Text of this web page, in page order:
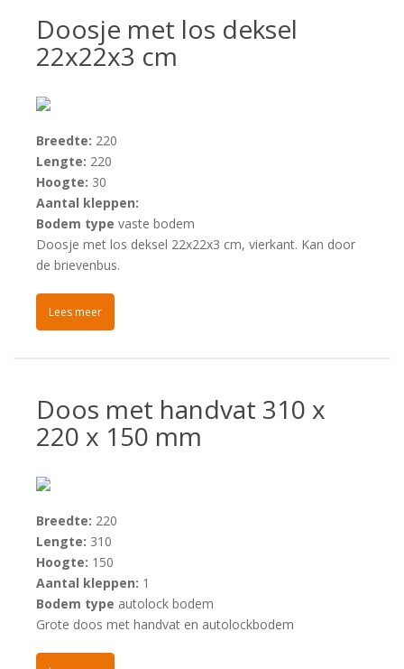
Doosje met los deksel
22x22x3 cm
Breedte: 220
Lengte: 220
Hoogte: 30
Aantal kleppen:
Bodem type vaste bodem
Doosje met los deksel 22x22x3 cm, vierkant. Kan door
de brievenbus.
Lees meer
Doos met handvat 310 x
220 x 150 mm
Breedte: 220
Lengte: 310
Hoogte: 150
Aantal kleppen: 1
Bodem type autolock bodem
Grote doos met handvat en autolockbodem